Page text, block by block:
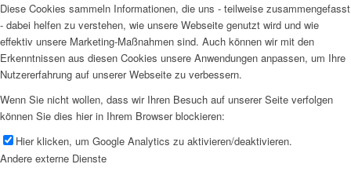
Diese Cookies sammeln Informationen, die uns - teilweise zusammengefasst
- dabei helfen zu verstehen, wie unsere Webseite genutzt wird und wie
effektiv unsere Marketing-Maßnahmen sind. Auch können wir mit den
Erkenntnissen aus diesen Cookies unsere Anwendungen anpassen, um Ihre
Nutzererfahrung auf unserer Webseite zu verbessern.
Wenn Sie nicht wollen, dass wir Ihren Besuch auf unserer Seite verfolgen
können Sie dies hier in Ihrem Browser blockieren:
Hier klicken, um Google Analytics zu aktivieren/deaktivieren.
Andere externe Dienste